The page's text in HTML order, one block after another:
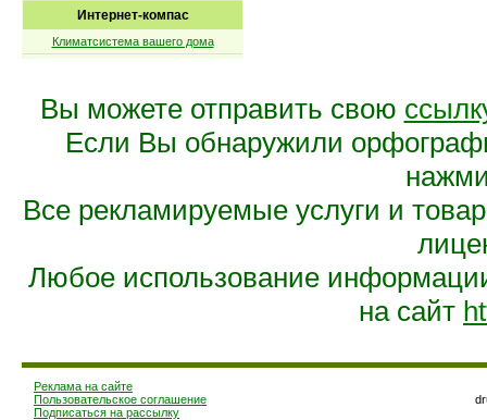
Интернет-компас
Климатсистема вашего дома
Вы можете отправить свою
Если Вы обнаружили
Все рекламируемые услуги и
Любое использование
на сайт
Реклама на сайте
Пользовательское соглашение
Подписаться на рассылку